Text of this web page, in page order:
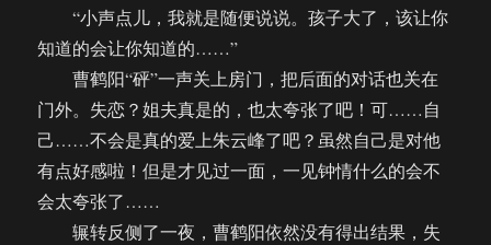
“小声点儿，我就是随便说说。孩子大了，该让你
知道的会让你知道的……”
曹鹤阳“砰”一声关上房门，把后面的对话也关在
门外。失恋？姐夫真是的，也太夸张了吧！可……自
己……不会是真的爱上朱云峰了吧？虽然自己是对他
有点好感啦！但是才见过一面，一见钟情什么的会不
会太夸张了……
辗转反侧了一夜，曹鹤阳依然没有得出结果，失